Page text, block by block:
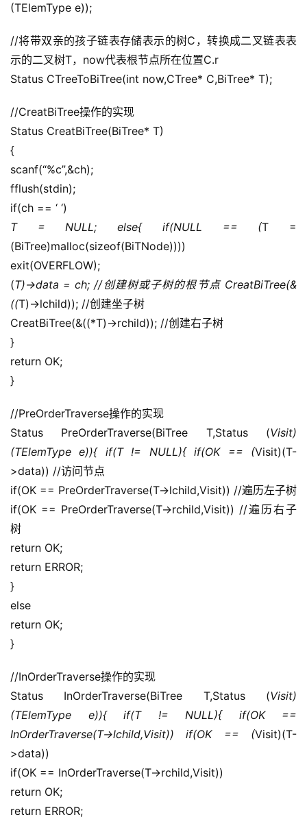
(TElemType e));
//将带双亲的孩子链表存储表示的树C，转换成二叉链表表
示的二叉树T，now代表根节点所在位置C.r
Status CTreeToBiTree(int now,CTree* C,BiTree* T);
//CreatBiTree操作的实现
Status CreatBiTree(BiTree* T)
{
scanf(“%c”,&ch);
fflush(stdin);
if(ch == ‘ ‘)
T = NULL; else{ if(NULL == (T =
(BiTree)malloc(sizeof(BiTNode))))
exit(OVERFLOW);
(T)->data = ch; //创建树或子树的根节点 CreatBiTree(&
((T)->lchild)); //创建坐子树
CreatBiTree(&((*T)->rchild)); //创建右子树
}
return OK;
}
//PreOrderTraverse操作的实现
Status PreOrderTraverse(BiTree T,Status (Visit)
(TElemType e)){ if(T != NULL){ if(OK == (Visit)(T-
>data)) //访问节点
if(OK == PreOrderTraverse(T->lchild,Visit)) //遍历左子树
if(OK == PreOrderTraverse(T->rchild,Visit)) //遍历右子
树
return OK;
return ERROR;
}
else
return OK;
}
//InOrderTraverse操作的实现
Status InOrderTraverse(BiTree T,Status (Visit)
(TElemType e)){ if(T != NULL){ if(OK ==
InOrderTraverse(T->lchild,Visit)) if(OK == (Visit)(T-
>data))
if(OK == InOrderTraverse(T->rchild,Visit))
return OK;
return ERROR;